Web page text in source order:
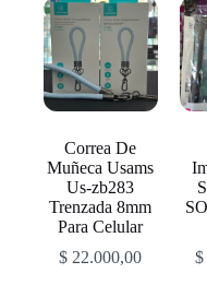
Las
opciones
se
pueden
elegir
en
página
de
producto
Correa De
Muñeca Usams
Us-zb283
Trenzada 8mm
Para Celular
$ 22.000,00
$